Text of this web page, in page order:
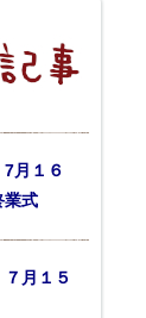
月１６
式
月１５